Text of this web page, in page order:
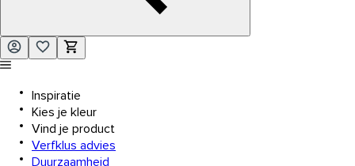
Inspiratie
Kies je kleur
Vind je product
Verfklus advies
Duurzaamheid